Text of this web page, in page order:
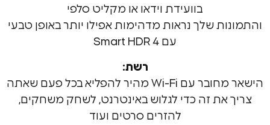
בוועידת וידאו או מקליט סלפי
שלך נראות מדהימות אפילו יותר באופן טבעי
הישאר מחובר עם Wi-Fi מהיר להפליא בכל פעם שאתה
את זה כדי לגלוש באינטרנט, לשחק משחקים,
להזרים סרטים ועוד